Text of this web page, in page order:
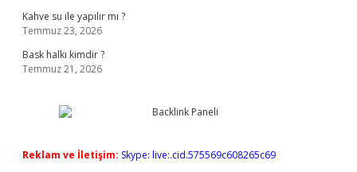
Kahve su ile yapılır mı ?
Temmuz 23, 2026
Bask halkı kimdir ?
Temmuz 21, 2026
Reklam ve İletişim: Skype: live:.cid.575569c608265c69